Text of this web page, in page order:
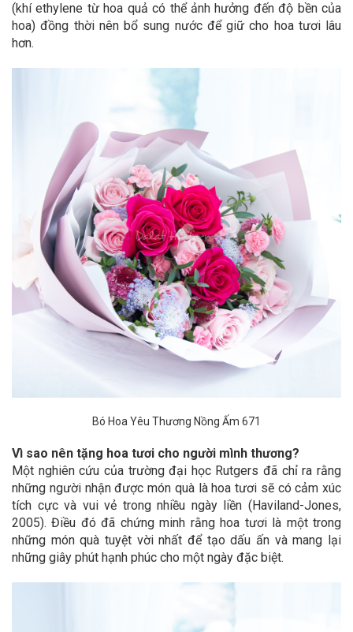
(khí ethylene từ hoa quả có thể ảnh hưởng đến độ bền của
hoa) đồng thời nên bổ sung nước để giữ cho hoa tươi lâu
hơn.
Bó Hoa Yêu Thương Nồng Ấm 671
Vì sao nên tặng hoa tươi cho người mình thương?
Một nghiên cứu của trường đại học Rutgers đã chỉ ra rằng
những người nhận được món quà là hoa tươi sẽ có cảm xúc
tích cực và vui vẻ trong nhiều ngày liền (Haviland-Jones,
2005). Điều đó đã chứng minh rằng hoa tươi là một trong
những món quà tuyệt vời nhất để tạo dấu ấn và mang lại
những giây phút hạnh phúc cho một ngày đặc biệt.